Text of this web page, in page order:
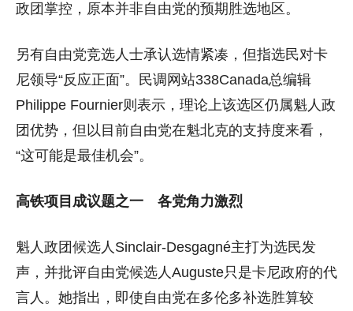
政团掌控，原本并非自由党的预期胜选地区。
另有自由党竞选人士承认选情紧凑，但指选民对卡
尼领导“反应正面”。民调网站338Canada总编辑
Philippe Fournier则表示，理论上该选区仍属魁人政
团优势，但以目前自由党在魁北克的支持度来看，
“这可能是最佳机会”。
高铁项目成议题之一 各党角力激烈
魁人政团候选人Sinclair-Desgagné主打为选民发
声，并批评自由党候选人Auguste只是卡尼政府的代
言人。她指出，即使自由党在多伦多补选胜算较